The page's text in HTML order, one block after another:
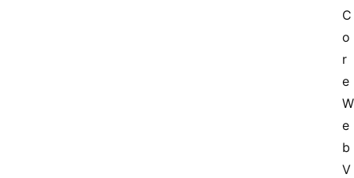
C
o
r
e
W
e
b
V